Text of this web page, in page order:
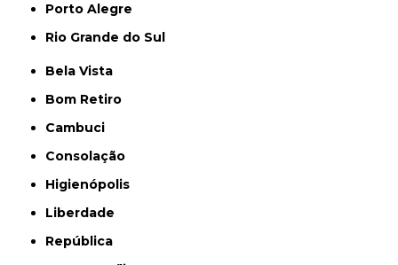
Porto Alegre
Rio Grande do Sul
Bela Vista
Bom Retiro
Cambuci
Consolação
Higienópolis
Liberdade
República